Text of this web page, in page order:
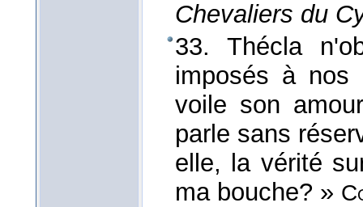
Chevaliers du
33. Thécla
imposés à nos
voile son
parle sans
elle, la vérité
ma bouche? »